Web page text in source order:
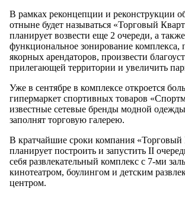
В рамках реконцепции и реконструкции
отныне будет называться «Торговый
планирует возвести еще 2 очереди, а
функциональное зонирование комплекса,
якорных арендаторов, произвести
прилегающей территории и увеличить
Уже в сентябре в комплексе откроется
гипермаркет спортивных товаров
известные сетевые бренды модной
заполнят торговую галерею.
В кратчайшие сроки компания «Торговый
планирует построить и запустить II
себя развлекательный комплекс с 7-ми
кинотеатром, боулингом и детским
центром.